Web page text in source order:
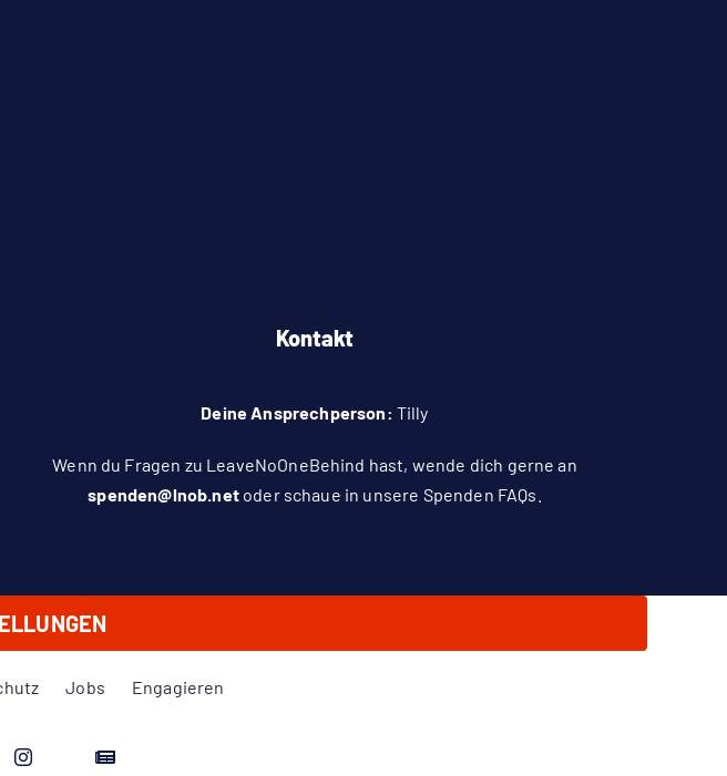
Kontakt
Deine Ansprechperson: Tilly
Wenn du Fragen zu LeaveNoOneBehind hast, wende dich gerne an
spenden@lnob.net oder schaue in unsere Spenden FAQs
Jobs Engagieren